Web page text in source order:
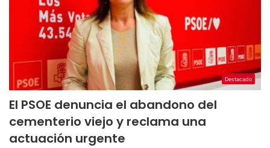
Destacado
El PSOE denuncia el abandono del
cementerio viejo y reclama una
actuación urgente